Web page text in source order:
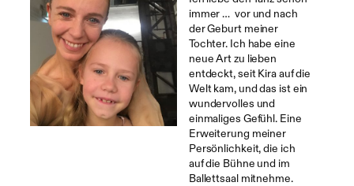
immer … vor und nach
der Geburt meiner
Tochter. Ich habe eine
neue Art zu lieben
entdeckt, seit Kira auf die
Welt kam, und das ist ein
wundervolles und
einmaliges Gefühl. Eine
Erweiterung meiner
Persönlichkeit, die ich
auf die Bühne und im
Ballettsaal mitnehme.